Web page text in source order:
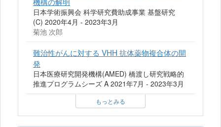
日本学術振興会 科学研究費助成事業 基盤研究
(C) 2020年4月 - 2023年3月
菊池 次郎
難治性がんに対する VHH 抗体薬物複合体の開
発
日本医療研究開発機構(AMED) 橋渡し研究戦略的
推進プログラムシーズ A 2021年7月 - 2023年3月
もっとみる